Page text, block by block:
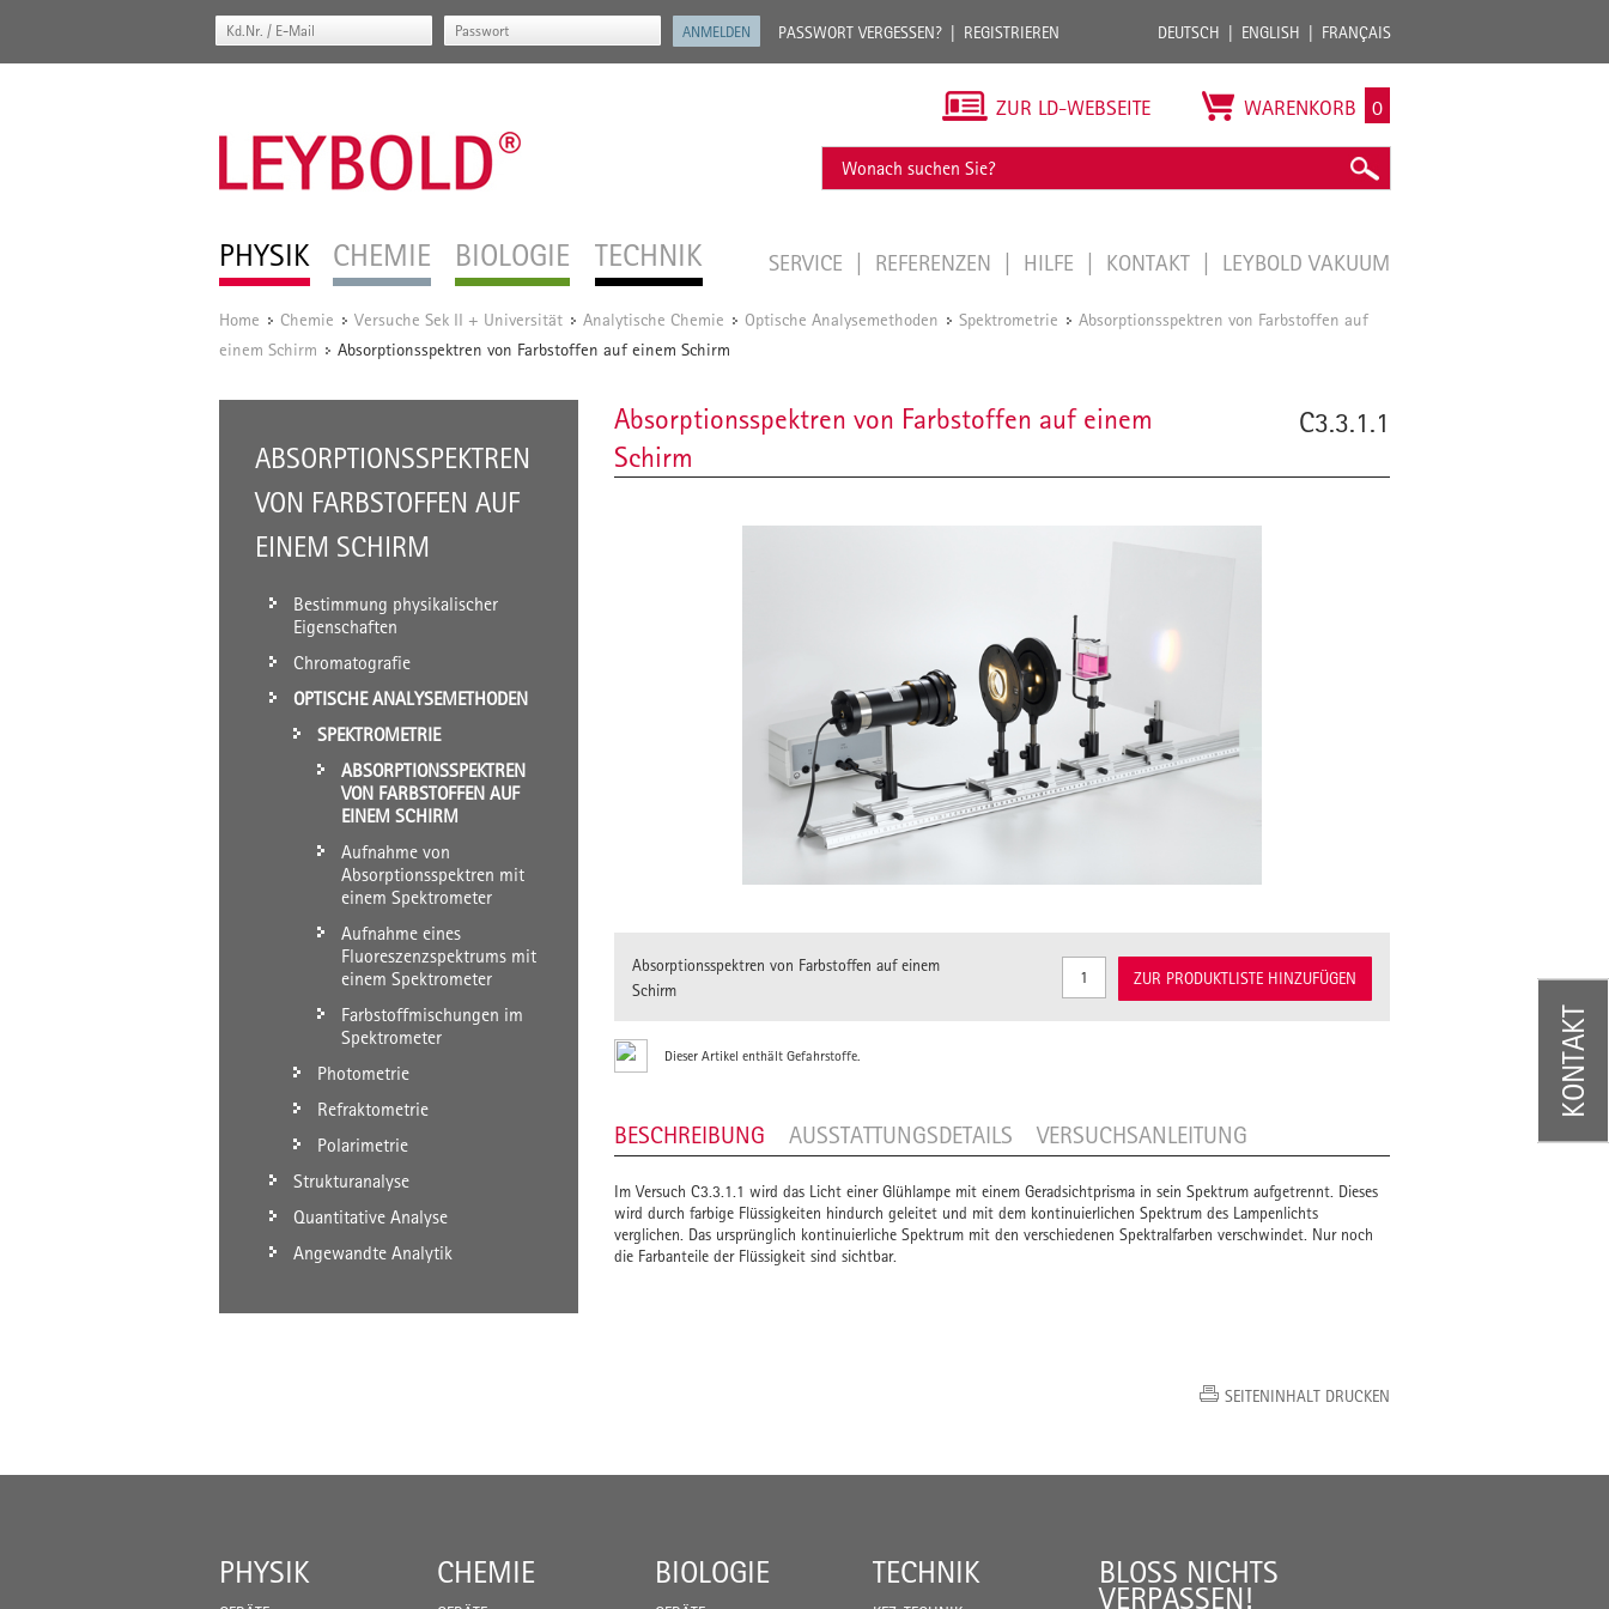
PASSWORT VERGESSEN? REGISTRIEREN DEUTSCH ENGLISH FRANÇAIS
PHYSIK CHEMIE BIOLOGIE TECHNIK
ZUR LD-WEBSEITE WARENKORB 0
SERVICE REFERENZEN HILFE KONTAKT LEYBOLD VAKUUM
Home / Chemie / Versuche Sek II + Universität / Analytische Chemie / Optische Analysemethoden / Spektrometrie / Absorptionsspektren von Farbstoffen auf
einem Schirm / Absorptionsspektren von Farbstoffen auf einem Schirm
ABSORPTIONSSPEKTREN
VON FARBSTOFFEN AUF
EINEM SCHIRM
Bestimmung physikalischer
Eigenschaften
Chromatografie
OPTISCHE ANALYSEMETHODEN
SPEKTROMETRIE
ABSORPTIONSSPEKTREN
VON FARBSTOFFEN AUF
EINEM SCHIRM
Aufnahme von
Absorptionsspektren mit
einem Spektrometer
Aufnahme eines
Fluoreszenzspektrums mit
einem Spektrometer
Farbstoffmischungen im
Spektrometer
Photometrie
Refraktometrie
Polarimetrie
Strukturanalyse
Quantitative Analyse
Angewandte Analytik
Absorptionsspektren von Farbstoffen auf einem
Schirm
C3.3.1.1
Absorptionsspektren von Farbstoffen auf einem
Schirm
ZUR PRODUKTLISTE HINZUFÜGEN
Dieser Artikel enthält Gefahrstoffe.
BESCHREIBUNG AUSSTATTUNGSDETAILS VERSUCHSANLEITUNG
Im Versuch C3.3.1.1 wird das Licht einer Glühlampe mit einem Geradsichtprisma in sein Spektrum aufgetrennt. Dieses
wird durch farbige Flüssigkeiten hindurch geleitet und mit dem kontinuierlichen Spektrum des Lampenlichts
verglichen. Das ursprünglich kontinuierliche Spektrum mit den verschiedenen Spektralfarben verschwindet. Nur noch
die Farbanteile der Flüssigkeit sind sichtbar.
SEITENINHALT DRUCKEN
PHYSIK CHEMIE BIOLOGIE TECHNIK BLOSS NICHTS V
ERPASSEN!
KONTAKT